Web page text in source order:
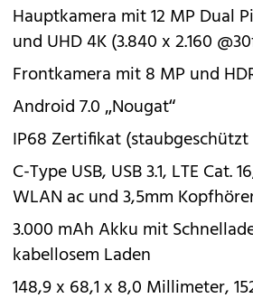
Hauptkamera mit 12 MP Dual
und UHD 4K (3.840 x 2.160
Frontkamera mit 8 MP und
Android 7.0 „Nougat“
IP68 Zertifikat
C-Type USB, USB 3.1, LTE Cat.
WLAN ac und 3,5mm
3.000 mAh Akku mit
kabellosem Laden
148,9 x 68,1 x 8,0 Millimeter,